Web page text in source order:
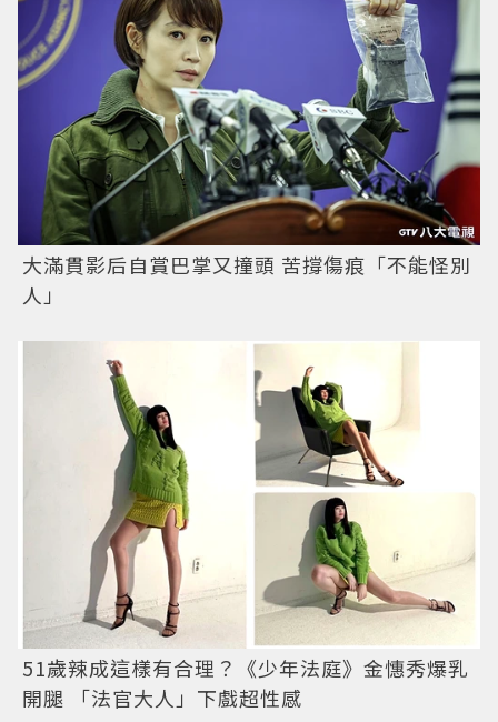
大滿貫影后自賞巴掌又撞頭 苦撐傷痕「不能怪別
人」
51歲辣成這樣有合理？《少年法庭》金憓秀爆乳
開腿 「法官大人」下戲超性感